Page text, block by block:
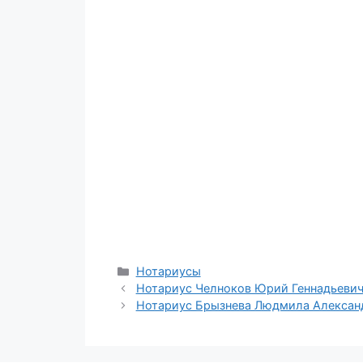
Рубрики
Нотариусы
Нотариус Челноков Юрий Геннадьевич
Нотариус Брызнева Людмила